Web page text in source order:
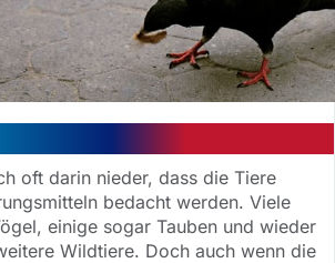
oft darin nieder, dass die Tiere
bedacht werden. Viele
einige sogar Tauben und wieder
Wildtiere. Doch auch wenn die